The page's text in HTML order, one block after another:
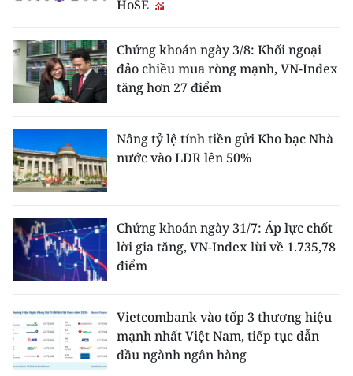
中文
FRANÇAIS
ESPAÑOL
HoSE
Chứng khoán ngày 3/8: Khối ngoại
đảo chiều mua ròng mạnh, VN-Index
tăng hơn 27 điểm
Nâng tỷ lệ tính tiền gửi Kho bạc Nhà
nước vào LDR lên 50%
Chứng khoán ngày 31/7: Áp lực chốt
lời gia tăng, VN-Index lùi về 1.735,78
điểm
Vietcombank vào tốp 3 thương hiệu
mạnh nhất Việt Nam, tiếp tục dẫn
đầu ngành ngân hàng